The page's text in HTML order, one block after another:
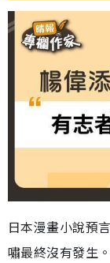
日本漫畫小說預
嘯最終沒有發生